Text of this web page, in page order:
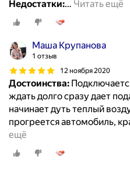
Недостатки:… Читать ещё
Маша Крупанова
1 отзыв
12 ноября 2020
Достоинства:
ждать долго сразу дает
начинает дуть теплый
прогреется автомобиль,
ещё